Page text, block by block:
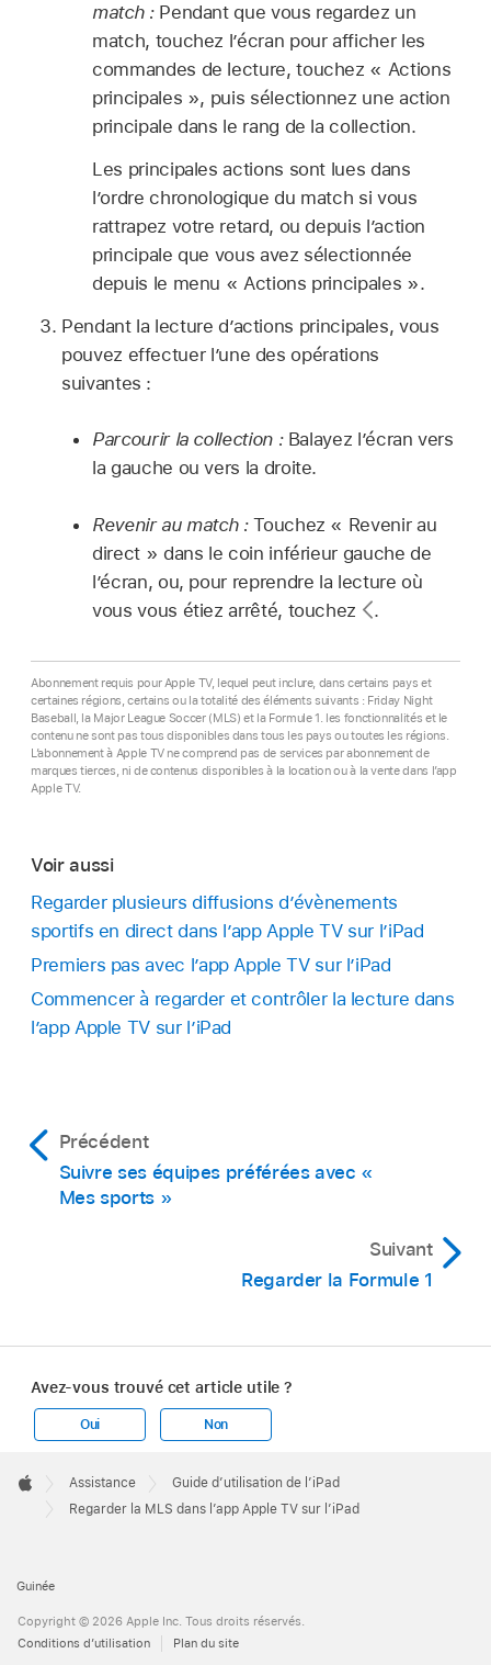
match : Pendant que vous regardez un
match, touchez l’écran pour afficher les
commandes de lecture, touchez « Actions
principales », puis sélectionnez une action
principale dans le rang de la collection.
Les principales actions sont lues dans
l’ordre chronologique du match si vous
rattrapez votre retard, ou depuis l’action
principale que vous avez sélectionnée
depuis le menu « Actions principales ».
Pendant la lecture d’actions principales, vous
pouvez effectuer l’une des opérations
suivantes :
Parcourir la collection : Balayez l’écran vers
la gauche ou vers la droite.
Revenir au match :Touchez « Revenir au
direct » dans le coin inférieur gauche de
l’écran, ou, pour reprendre la lecture où
vous vous étiez arrêté, touchez
.
Abonnement requis pour Apple TV, lequel peut inclure, dans certains pays et
certaines régions, certains ou la totalité des éléments suivants : Friday Night
Baseball, la Major League Soccer (MLS) et la Formule 1. les fonctionnalités et le
contenu ne sont pas tous disponibles dans tous les pays ou toutes les régions.
L’abonnement à Apple TV ne comprend pas de services par abonnement de
marques tierces, ni de contenus disponibles à la location ou à la vente dans l’app
Apple TV.
Voir aussi
Regarder plusieurs diffusions d’évènements
sportifs en direct dans l’app Apple TV sur l’iPad
Premiers pas avec l’app Apple TV sur l’iPad
Commencer à regarder et contrôler la lecture dans
l’app Apple TV sur l’iPad
Précédent
Suivre ses équipes préférées avec «
Mes sports »
Suivant
Regarder la Formule 1
Avez-vous trouvé cet article utile ?
Oui Non
Footer

Apple
Assistance
Guide d’utilisation de l’iPad
Regarder la MLS dans l’app Apple TV sur l’iPad
Guinée
Copyright © 2026 Apple Inc. Tous droits réservés.
Conditions d’utilisation
Plan du site